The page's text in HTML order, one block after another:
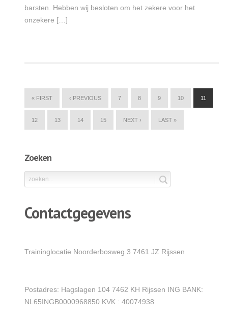
barsten. Hebben wij besloten om het zekere voor het
onzekere […]
« FIRST ‹ PREVIOUS 7 8 9 10 11
12 13 14 15 NEXT › LAST »
Zoeken
Contactgegevens
Traininglocatie Noorderbosweg 3 7461 JZ Rijssen
Postadres: Hagslagen 104 7462 KH Rijssen ING BANK:
NL65INGB0000968850 KVK : 40074938